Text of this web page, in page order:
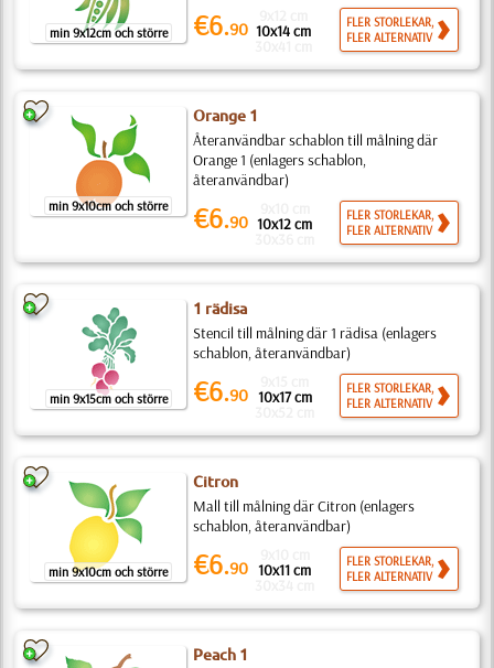
min 9x12cm och större €6.90 10x14 cm
FLER STORLEKAR,
FLER ALTERNATIV
min 9x10cm och större
Orange 1
Återanvändbar schablon till målning där
Orange 1 (enlagers schablon,
återanvändbar)
€6.90 10x12 cm
FLER STORLEKAR,
FLER ALTERNATIV
min 9x15cm och större
1 rädisa
Stencil till målning där 1 rädisa (enlagers
schablon, återanvändbar)
€6.90 10x17 cm
FLER STORLEKAR,
FLER ALTERNATIV
min 9x10cm och större
Citron
Mall till målning där Citron (enlagers
schablon, återanvändbar)
€6.90 10x11 cm
FLER STORLEKAR,
FLER ALTERNATIV
Peach 1